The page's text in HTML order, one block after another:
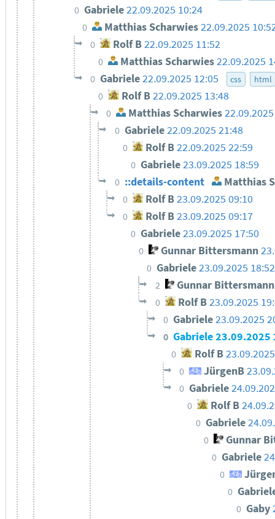
0 Gabriele22.09.2025 10:24
0 Matthias Scharwies 22.09.2025
0 Rolf B 22.09.2025 11:52
0 Matthias Scharwies22.09.2025
0 Gabriele22.09.2025 12:05 css html
0 Rolf B22.09.2025 13:48
0 Matthias Scharwies
0 Gabriele22.09.2025 21:48
0 Rolf B22.09.2025 22:59
0 Gabriele23.09.2025 18:59
0 ::details-content Matthias
0 Rolf B23.09.2025 09:10
0 Rolf B23.09.2025 09:17
0 Gabriele23.09.2025 17:50
0 Gunnar Bittersmann
0 Gabriele23.09.2025 18:52
2 Gunnar Bittersmann
0 Rolf B23.09.2025
0 Gabriele23.09.2025
0 Gabriele23.09.2025
0 Rolf B
0 JürgenB
0 Gabriele
0 Rolf B
0 Gabriele
0 Gunnar
0 Gabriele
0
0
0 Gaby